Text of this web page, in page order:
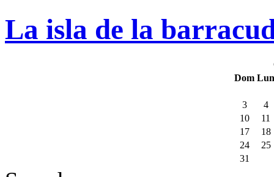
La isla de la
Dom Lun
3
4
10
11
17
18
24
25
31